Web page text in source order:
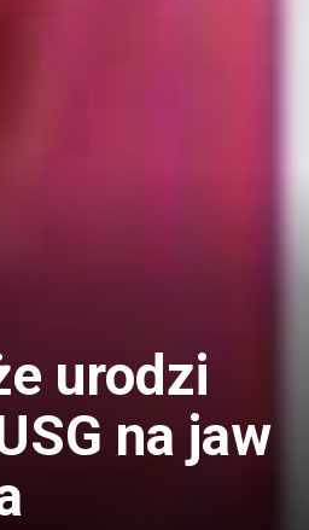
urodzi
na jaw